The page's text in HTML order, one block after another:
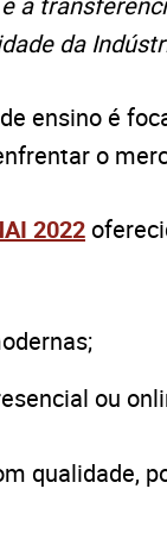
da
ensino é
o
2022
ou
qualidade,